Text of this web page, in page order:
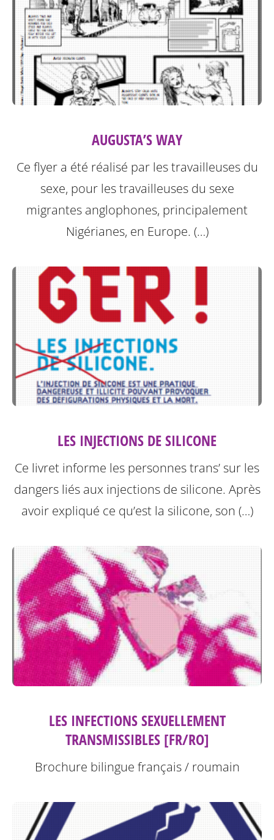
AUGUSTA’S WAY
Ce flyer a été réalisé par les travailleuses du
sexe, pour les travailleuses du sexe
migrantes anglophones, principalement
Nigérianes, en Europe. (…)
LES INJECTIONS DE SILICONE
Ce livret informe les personnes trans’ sur les
dangers liés aux injections de silicone. Après
avoir expliqué ce qu’est la silicone, son (…)
LES INFECTIONS SEXUELLEMENT
TRANSMISSIBLES [FR/RO]
Brochure bilingue français / roumain